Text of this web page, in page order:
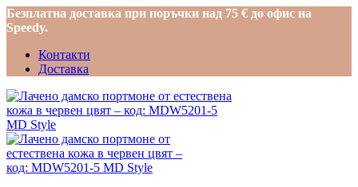
Безплатна доставка при поръчки над 75 € до офис на
Speedy.
Контакти
Доставка